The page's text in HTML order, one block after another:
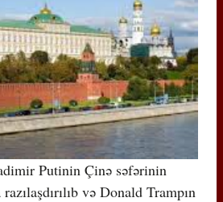
Putinin Çinə səfərinin
və Donald Trampın